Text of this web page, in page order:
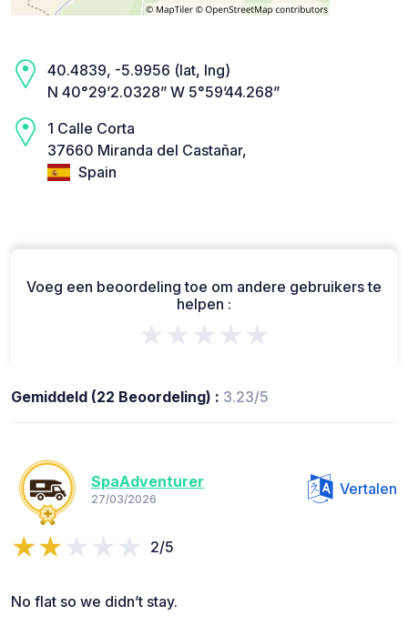
40.4839, -5.9956 (lat, lng)
N 40°29’2.0328” W 5°59’44.268”
1 Calle Corta
37660 Miranda del Castañar,
Spain
Voeg een beoordeling toe om andere gebruikers te
helpen :
★★★★★
Gemiddeld (22 Beoordeling) : 3.23/5
SpaAdventurer
27/03/2026
Vertalen
2/5
No flat so we didn’t stay.